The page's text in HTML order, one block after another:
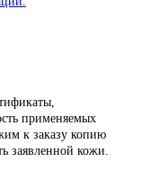
применяемых
к заказу копию
заявленной кожи.